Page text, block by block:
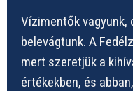
Vízimentők vagyunk,
belevágtunk. A
mert szeretjük a
értékekben, és